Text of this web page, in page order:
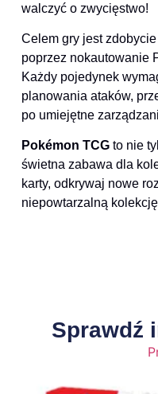
walczyć o zwycięstwo!
Celem gry jest
poprzez nokautowanie
Każdy pojedynek
planowania ataków,
po umiejętne
Pokémon TCGto nie
świetna zabawa dla
karty, odkrywaj nowe
niepowtarzalną
Sprawdź